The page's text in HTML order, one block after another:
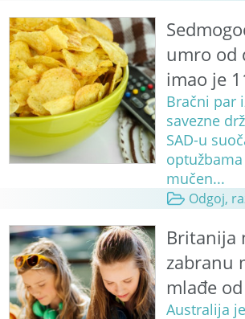
umro od
imao je
Bračni par
savezne
SAD-u
mučen...
Odgoj,
Britanija
zabranu
mlađe
Australija